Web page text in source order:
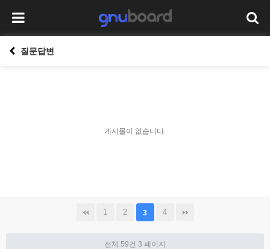
질문답변
게시물이 없습니다.
1 2 3 4
전체 59건 3 페이지